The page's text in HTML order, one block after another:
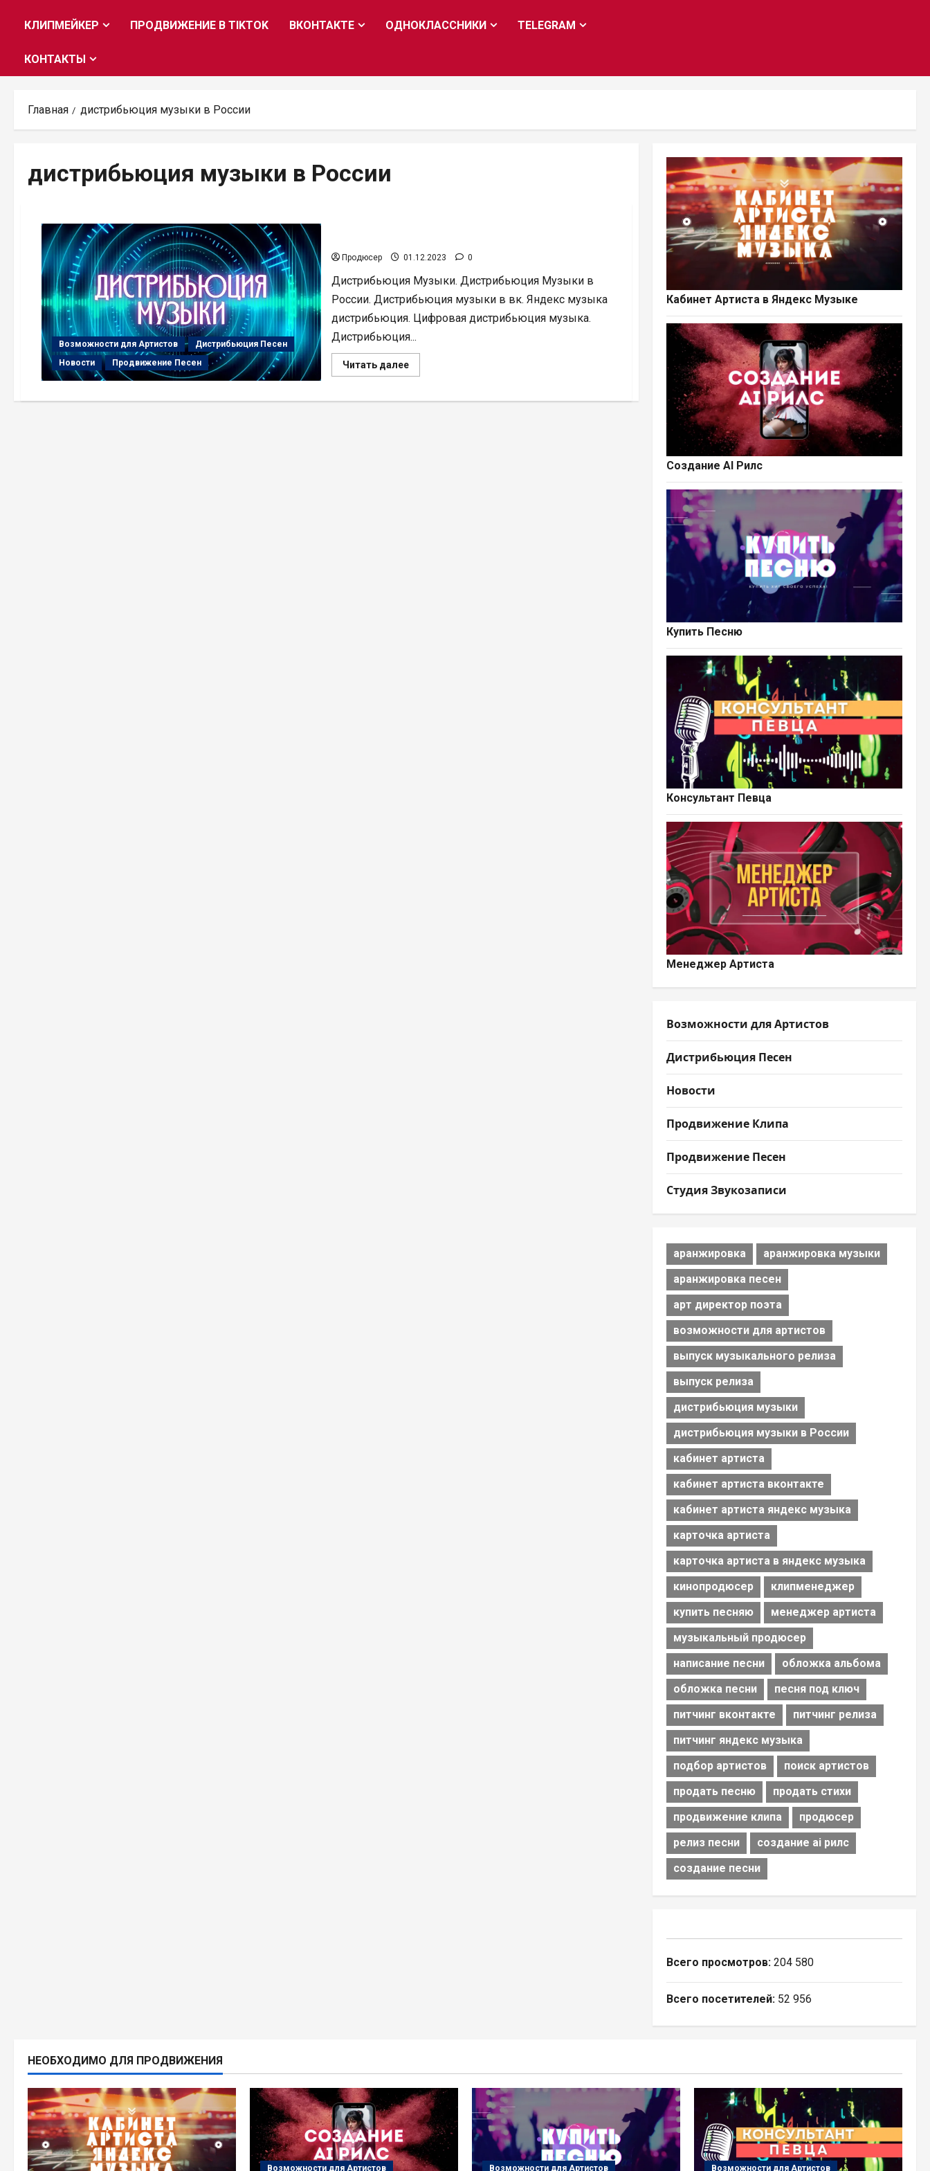
КЛИПМЕЙКЕР ПРОДВИЖЕНИЕ В TIKTOK ВКОНТАКТЕ ОДНОКЛАССНИКИ TELEGRAM
КОНТАКТЫ
Главная дистрибьюция музыки в России
дистрибьюция музыки в России
Возможности для Артистов
Дистрибьюция Песен
Новости
Продвижение Песен
Продюсер 01.12.2023 0
Дистрибьюция Музыки. Дистрибьюция Музыки в
России. Дистрибьюция музыки в вк. Яндекс музыка
дистрибьюция. Цифровая дистрибьюция музыка.
Дистрибьюция...
Читать далееПрочитать
больше
Музыки
Кабинет Артиста в Яндекс Музыке
Создание AI Рилс
Купить Песню
Консультант Певца
Менеджер Артиста
Возможности для Артистов
Дистрибьюция Песен
Новости
Продвижение Клипа
Продвижение Песен
Студия Звукозаписи
аранжировка
аранжировка музыки
аранжировка песен
арт директор поэта
возможности для артистов
выпуск музыкального релиза
выпуск релиза
дистрибьюция музыки
дистрибьюция музыки в России
кабинет артиста
кабинет артиста вконтакте
кабинет артиста яндекс музыка
карточка артиста
карточка артиста в яндекс музыка
кинопродюсер
клипменеджер
купить песняю
менеджер артиста
музыкальный продюсер
написание песни
обложка альбома
обложка песни
песня под ключ
питчинг вконтакте
питчинг релиза
питчинг яндекс музыка
подбор артистов
поиск артистов
продать песню
продать стихи
продвижение клипа
продюсер
релиз песни
создание ai рилс
создание песни
Всего просмотров: 204 580
Всего посетителей: 52 956
НЕОБХОДИМО ДЛЯ ПРОДВИЖЕНИЯ
Возможности для Артистов Возможности для Артистов Возможности для Артистов